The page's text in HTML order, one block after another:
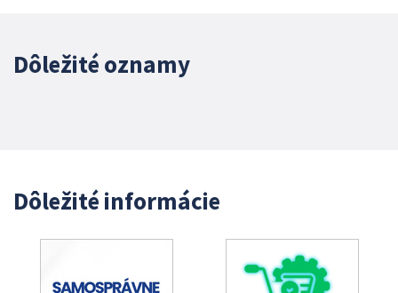
Dôležité oznamy
Dôležité informácie